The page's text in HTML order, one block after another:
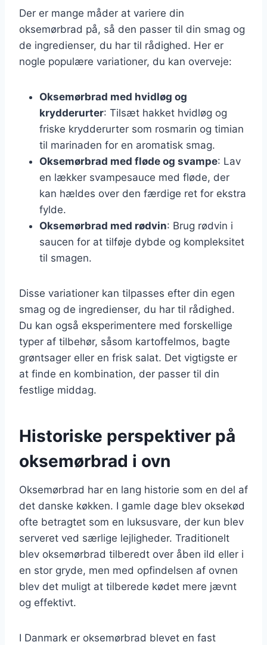
Der er mange måder at variere din
oksemørbrad på, så den passer til din smag og
de ingredienser, du har til rådighed. Her er
nogle populære variationer, du kan overveje:
Oksemørbrad med hvidløg og
krydderurter: Tilsæt hakket hvidløg og
friske krydderurter som rosmarin og timian
til marinaden for en aromatisk smag.
Oksemørbrad med fløde og svampe: Lav
en lækker svampesauce med fløde, der
kan hældes over den færdige ret for ekstra
fylde.
Oksemørbrad med rødvin: Brug rødvin i
saucen for at tilføje dybde og kompleksitet
til smagen.
Disse variationer kan tilpasses efter din egen
smag og de ingredienser, du har til rådighed.
Du kan også eksperimentere med forskellige
typer af tilbehør, såsom kartoffelmos, bagte
grøntsager eller en frisk salat. Det vigtigste er
at finde en kombination, der passer til din
festlige middag.
Historiske perspektiver på
oksemørbrad i ovn
Oksemørbrad har en lang historie som en del af
det danske køkken. I gamle dage blev oksekød
ofte betragtet som en luksusvare, der kun blev
serveret ved særlige lejligheder. Traditionelt
blev oksemørbrad tilberedt over åben ild eller i
en stor gryde, men med opfindelsen af ovnen
blev det muligt at tilberede kødet mere jævnt
og effektivt.
I Danmark er oksemørbrad blevet en fast